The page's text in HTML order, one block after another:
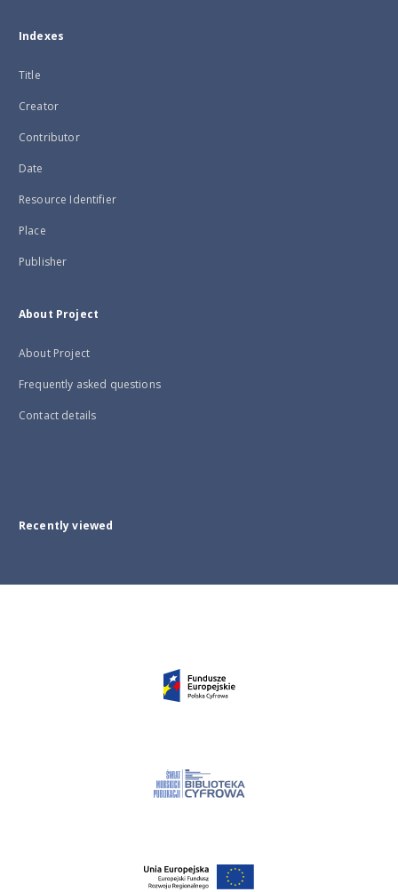
Indexes
Title
Creator
Contributor
Date
Resource Identifier
Place
Publisher
About Project
About Project
Frequently asked questions
Contact details
Recently viewed